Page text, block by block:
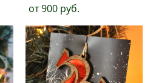
от 900 pуб.